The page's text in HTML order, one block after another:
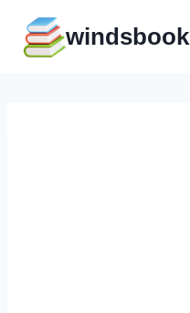
содержимому
windsbook